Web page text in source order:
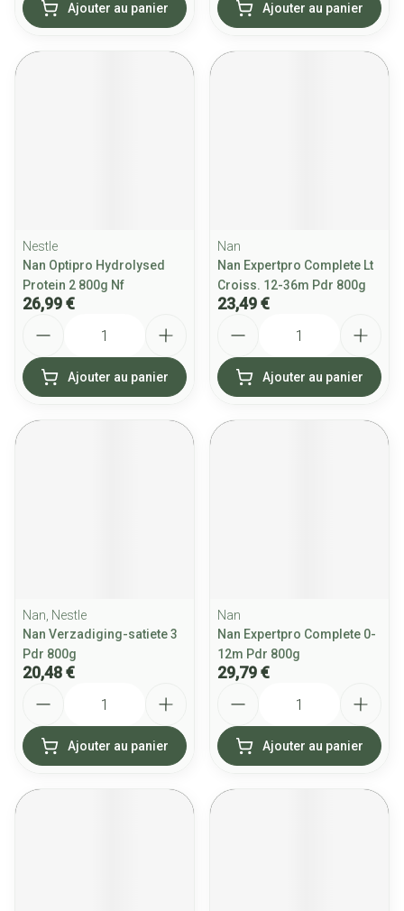
Ajouter au panier Ajouter au panier
Nestle
Nan Optipro Hydrolysed
Protein 2 800g Nf
26,99 €
Ajouter au panier
Nan
Nan Expertpro Complete Lt
Croiss. 12-36m Pdr 800g
23,49 €
Ajouter au panier
Nan, Nestle
Nan Verzadiging-satiete 3
Pdr 800g
20,48 €
Ajouter au panier
Nan
Nan Expertpro Complete 0-
12m Pdr 800g
29,79 €
Ajouter au panier